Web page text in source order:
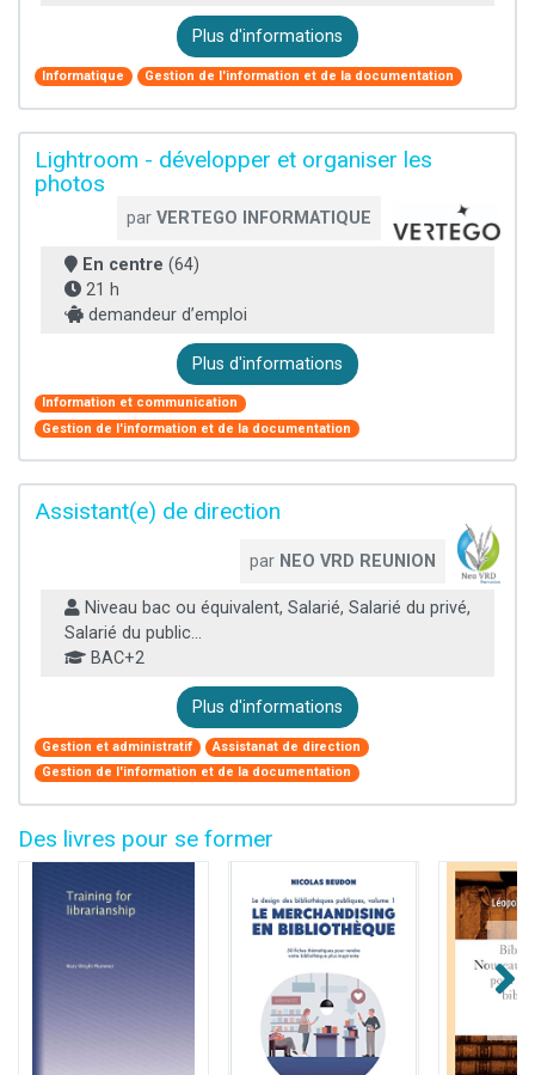
Plus d'informations
Informatique Gestion de l'information et de la documentation
Lightroom - développer et organiser les
photos
par VERTEGO INFORMATIQUE
En centre (64)
21 h
demandeur d’emploi
Plus d'informations
Information et communication
Gestion de l'information et de la documentation
Assistant(e) de direction
par NEO VRD REUNION
Niveau bac ou équivalent, Salarié, Salarié du privé,
Salarié du public...
BAC+2
Plus d'informations
Gestion et administratif
Assistanat de direction
Gestion de l'information et de la documentation
Des livres pour se former